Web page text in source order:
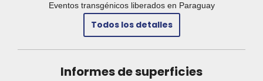
Eventos transgénicos liberados en Paraguay
Todos los detalles
Informes de superficies